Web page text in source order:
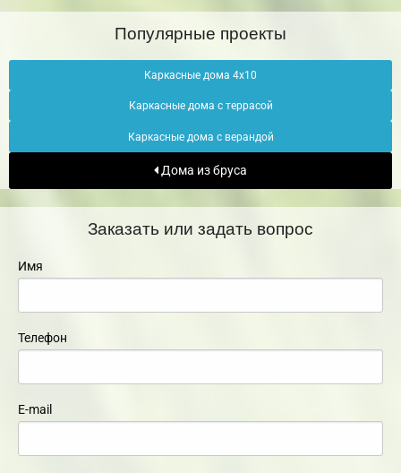
Популярные проекты
Каркасные дома 4х10
Каркасные дома с террасой
Каркасные дома с верандой
Дома из бруса
Заказать или задать вопрос
Имя
Телефон
E-mail